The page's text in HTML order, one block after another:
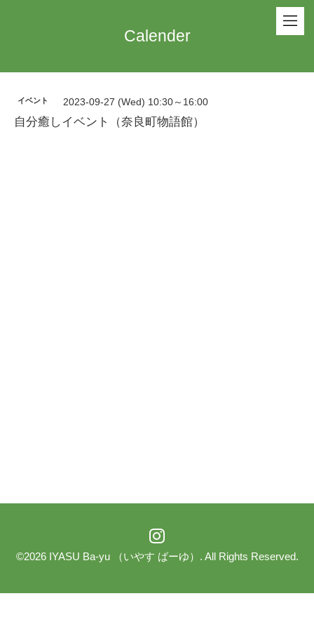
Calender
イベント 2023-09-27 (Wed) 10:30～16:00
自分癒しイベント（奈良町物語館）
©2026 IYASU Ba-yu （いやす ばーゆ） . All Rights Reserved.